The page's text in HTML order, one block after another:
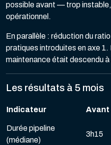
possible avant — trop
opérationnel.
En parallèle : réduction du
pratiques introduites en axe 1.
maintenance était descendu
Les résultats à 5 mois
Indicateur Avant
Durée pipeline
(médiane)
3h15